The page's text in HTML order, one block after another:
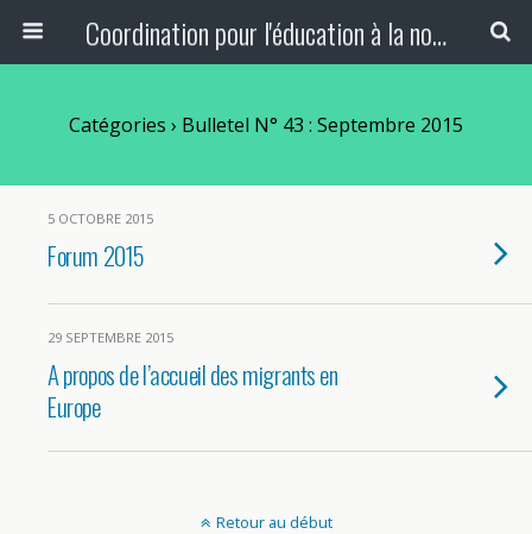
Coordination pour l'éducation à la non-violence et à la paix
Catégories › Bulletel N° 43 : Septembre 2015
5 OCTOBRE 2015
Forum 2015
29 SEPTEMBRE 2015
A propos de l’accueil des migrants en
Europe
Retour au début